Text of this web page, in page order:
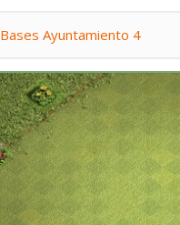
Bases Ayuntamiento 4